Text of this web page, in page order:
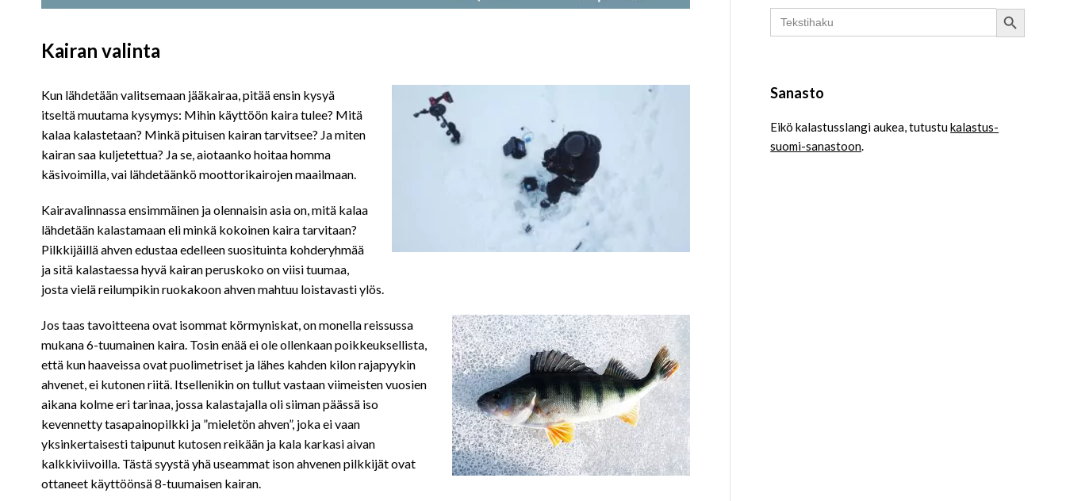
Kairan valinta
Kun lähdetään valitsemaan jääkairaa, pitää ensin kysyä
itseltä muutama kysymys: Mihin käyttöön kaira tulee? Mitä
kalaa kalastetaan? Minkä pituisen kairan tarvitsee? Ja miten
kairan saa kuljetettua? Ja se, aiotaanko hoitaa homma
käsivoimilla, vai lähdetäänkö moottorikairojen maailmaan.
Kairavalinnassa ensimmäinen ja olennaisin asia on, mitä kalaa
lähdetään kalastamaan eli minkä kokoinen kaira tarvitaan?
Pilkkijäillä ahven edustaa edelleen suosituinta kohderyhmää
ja sitä kalastaessa hyvä kairan peruskoko on viisi tuumaa,
josta vielä reilumpikin ruokakoon ahven mahtuu loistavasti ylös.
Jos taas tavoitteena ovat isommat körmyniskat, on monella reissussa
mukana 6-tuumainen kaira. Tosin enää ei ole ollenkaan poikkeuksellista,
että kun haaveissa ovat puolimetriset ja lähes kahden kilon rajapyykin
ahvenet, ei kutonen riitä. Itsellenikin on tullut vastaan viimeisten vuosien
aikana kolme eri tarinaa, jossa kalastajalla oli siiman päässä iso
kevennetty tasapainopilkki ja ”mieletön ahven”, joka ei vaan
yksinkertaisesti taipunut kutosen reikään ja kala karkasi aivan
kalkkiviivoilla. Tästä syystä yhä useammat ison ahvenen pilkkijät ovat
ottaneet käyttöönsä 8-tuumaisen kairan.
Search
for:
Search Button
Sanasto
Eikö kalastusslangi aukea, tutustukalastus-
suomi-sanastoon.